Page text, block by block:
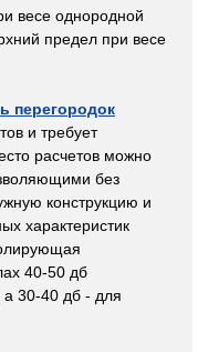
весе однородной
предел при весе
перегородок
и требует
расчетов можно
без
конструкцию и
характеристик
40-50 дб
а 30-40 дб - для